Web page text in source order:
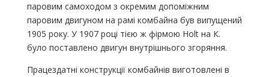
паровим самоходом з окремим допоміжним
паровим двигуном на рамі комбайна був випущений
1905 року. У 1907 році тією ж фірмою Holt на К.
було поставлено двигун внутрішнього згоряння.
Працездатні конструкції комбайнів виготовлені в